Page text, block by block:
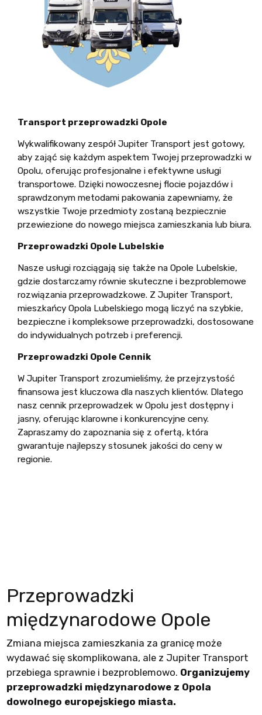
Transport przeprowadzki Opole
Wykwalifikowany zespół Jupiter Transport jest gotowy,
aby zająć się każdym aspektem Twojej przeprowadzki w
Opolu, oferując profesjonalne i efektywne usługi
transportowe. Dzięki nowoczesnej flocie pojazdów i
sprawdzonym metodami pakowania zapewniamy, że
wszystkie Twoje przedmioty zostaną bezpiecznie
przewiezione do nowego miejsca zamieszkania lub biura.
Przeprowadzki Opole Lubelskie
Nasze usługi rozciągają się także na Opole Lubelskie,
gdzie dostarczamy równie skuteczne i bezproblemowe
rozwiązania przeprowadzkowe. Z Jupiter Transport,
mieszkańcy Opola Lubelskiego mogą liczyć na szybkie,
bezpieczne i kompleksowe przeprowadzki, dostosowane
do indywidualnych potrzeb i preferencji.
Przeprowadzki Opole Cennik
W Jupiter Transport zrozumieliśmy, że przejrzystość
finansowa jest kluczowa dla naszych klientów. Dlatego
nasz cennik przeprowadzek w Opolu jest dostępny i
jasny, oferując klarowne i konkurencyjne ceny.
Zapraszamy do zapoznania się z ofertą, która
gwarantuje najlepszy stosunek jakości do ceny w
regionie.
Przeprowadzki
międzynarodowe Opole
Zmiana miejsca zamieszkania za granicę może
wydawać się skomplikowana, ale z Jupiter Transport
przebiega sprawnie i bezproblemowo. Organizujemy
przeprowadzki międzynarodowe z Opola
dowolnego europejskiego miasta.